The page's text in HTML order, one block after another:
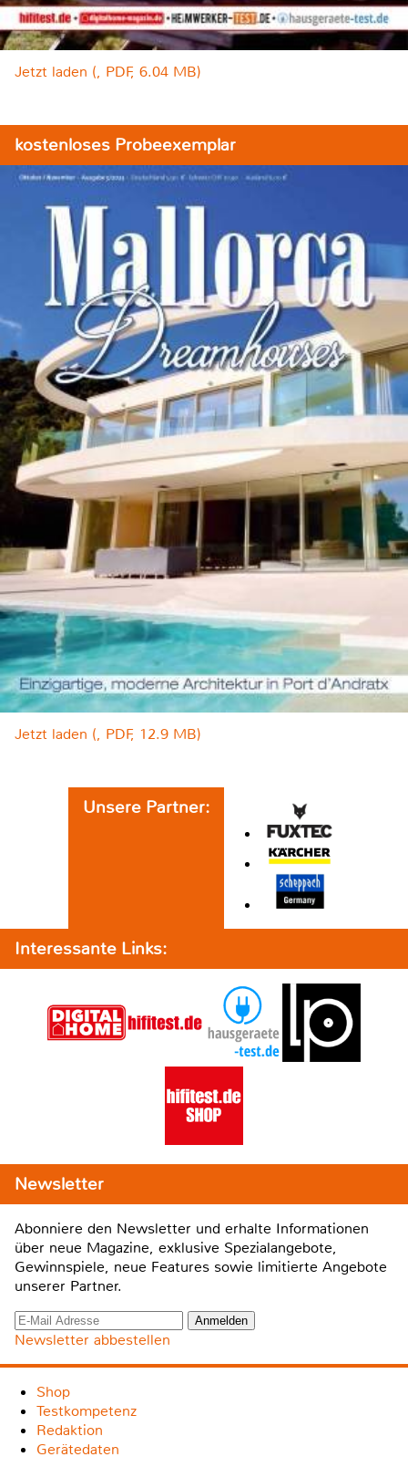
Jetzt laden (, PDF, 6.04 MB)
kostenloses Probeexemplar
Jetzt laden (, PDF, 12.9 MB)
Unsere Partner:
Interessante Links:
Newsletter
Abonniere den Newsletter und erhalte Informationen
über neue Magazine, exklusive Spezialangebote,
Gewinnspiele, neue Features sowie limitierte Angebote
unserer Partner.
Newsletter abbestellen
Shop
Testkompetenz
Redaktion
Gerätedaten